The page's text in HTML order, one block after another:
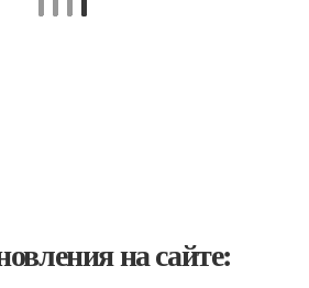
на сайте: